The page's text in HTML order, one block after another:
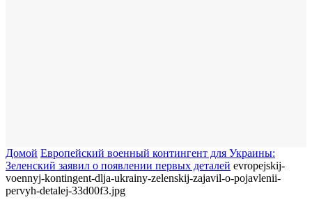
Домой Европейский военный контингент для Украины:
Зеленский заявил о появлении первых деталей evropejskij-
voennyj-kontingent-dlja-ukrainy-zelenskij-zajavil-o-pojavlenii-
pervyh-detalej-33d00f3.jpg